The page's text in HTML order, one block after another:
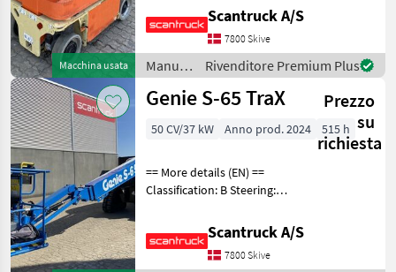
Macchina usata
Afsmitningsfrie hjul, str. 100
x 323 Wheel rear type:
Afsmitningsfrie hjul, str. 100
x 323 Ba
Scantruck A/S
7800 Skive
Manutenzione
alberi /
JLG
Rivenditore Premium Plus
Genie S-65 TraX
Prezzo
su
richiesta
50 CV/37 kW Anno prod. 2024 515 h
== More details (EN) ==
Classification: B Steering:
(degrees): 360 Rotation
basket (degrees): 160 Tilt jib
(degrees): 133 Gradeability
Scantruck A/S
7800 Skive